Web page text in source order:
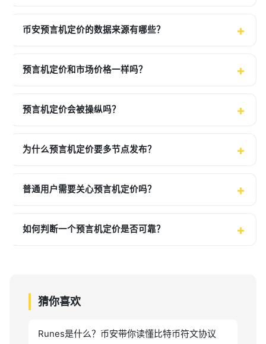
币安预言机定价的数据来源有哪些？
预言机定价和市场价格一样吗？
预言机定价会被操纵吗？
为什么预言机定价要多节点发布？
普通用户需要关心预言机定价吗？
如何判断一个预言机定价是否可靠？
猜你喜欢
Runes是什么？币安带你读懂比特币符文协议